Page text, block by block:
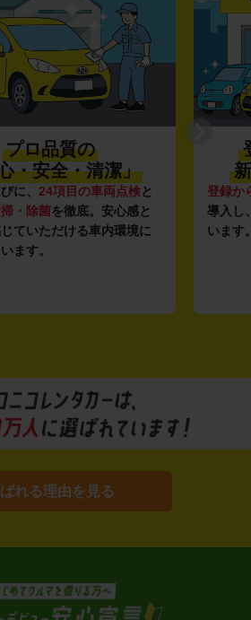
プロ品質の
・安全・清潔」
に、 24項目の車両点検と
・除菌を徹底。安心感と
ていただける車内環境に
ます。
登録か
導入し
います
れる理由を見る